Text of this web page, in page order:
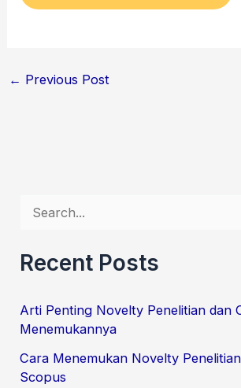
← Previous Post
a
c
f
Recent Posts
Arti Penting Novelty Penelitian dan
Menemukannya
Cara Menemukan Novelty
Scopus